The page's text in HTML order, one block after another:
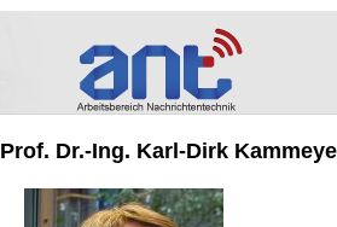
Prof. Dr.-Ing. Karl-Dirk